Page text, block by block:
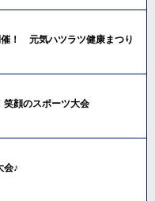
！ 元気ハツラツ健康まつり
笑顔のスポーツ大会
会♪